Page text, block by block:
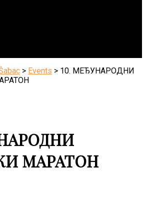
> Events > 10. МЕЂУНАРОДНИ
МАРАТОН